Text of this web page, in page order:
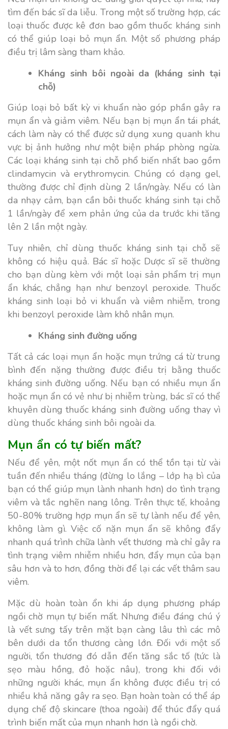
tìm đến bác sĩ da liễu. Trong một số trường hợp, các
loại thuốc được kê đơn bao gồm thuốc kháng sinh
có thể giúp loại bỏ mụn ẩn. Một số phương pháp
điều trị lâm sàng tham khảo.
Kháng sinh bôi ngoài da (kháng sinh tại
chỗ)
Giúp loại bỏ bất kỳ vi khuẩn nào góp phần gây ra
mụn ẩn và giảm viêm. Nếu bạn bị mụn ẩn tái phát,
cách làm này có thể được sử dụng xung quanh khu
vực bị ảnh hưởng như một biện pháp phòng ngừa.
Các loại kháng sinh tại chỗ phổ biến nhất bao gồm
clindamycin và erythromycin. Chúng có dạng gel,
thường được chỉ định dùng 2 lần/ngày. Nếu có làn
da nhạy cảm, bạn cần bôi thuốc kháng sinh tại chỗ
1 lần/ngày để xem phản ứng của da trước khi tăng
lên 2 lần một ngày.
Tuy nhiên, chỉ dùng thuốc kháng sinh tại chỗ sẽ
không có hiệu quả. Bác sĩ hoặc Dược sĩ sẽ thường
cho bạn dùng kèm với một loại sản phẩm trị mụn
ẩn khác, chẳng hạn như benzoyl peroxide. Thuốc
kháng sinh loại bỏ vi khuẩn và viêm nhiễm, trong
khi benzoyl peroxide làm khô nhân mụn.
Kháng sinh đường uống
Tất cả các loại mụn ẩn hoặc mụn trứng cá từ trung
bình đến nặng thường được điều trị bằng thuốc
kháng sinh đường uống. Nếu bạn có nhiều mụn ẩn
hoặc mụn ẩn có vẻ như bị nhiễm trùng, bác sĩ có thể
khuyên dùng thuốc kháng sinh đường uống thay vì
dùng thuốc kháng sinh bôi ngoài da.
Mụn ẩn có tự biến mất?
Nếu để yên, một nốt mụn ẩn có thể tồn tại từ vài
tuần đến nhiều tháng (đừng lo lắng – lớp hạ bì của
bạn có thể giúp mụn lành nhanh hơn) do tình trạng
viêm và tắc nghẽn nang lông. Trên thực tế, khoảng
50-80% trường hợp mụn ẩn sẽ tự lành nếu để yên,
không làm gì. Việc cố nặn mụn ẩn sẽ không đẩy
nhanh quá trình chữa lành vết thương mà chỉ gây ra
tình trạng viêm nhiễm nhiều hơn, đẩy mụn của bạn
sâu hơn và to hơn, đồng thời để lại các vết thâm sau
viêm.
Mặc dù hoàn toàn ổn khi áp dụng phương pháp
ngồi chờ mụn tự biến mất. Nhưng điều đáng chú ý
là vết sưng tấy trên mặt bạn càng lâu thì các mô
bên dưới da tổn thương càng lớn. Đối với một số
người, tổn thương đó dẫn đến tăng sắc tố (tức là
sẹo màu hồng, đỏ hoặc nâu), trong khi đối với
những người khác, mụn ẩn không được điều trị có
nhiều khả năng gây ra sẹo. Bạn hoàn toàn có thể áp
dụng chế độ skincare (thoa ngoài) để thúc đẩy quá
trình biến mất của mụn nhanh hơn là ngồi chờ.